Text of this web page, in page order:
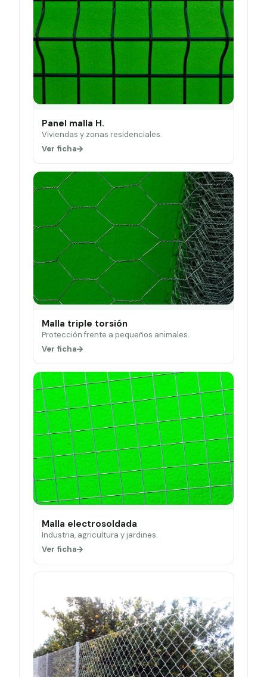
Panel malla H.
Viviendas y zonas residenciales.
Ver ficha
Malla triple torsión
Protección frente a pequeños animales.
Ver ficha
Malla electrosoldada
Industria, agricultura y jardines.
Ver ficha